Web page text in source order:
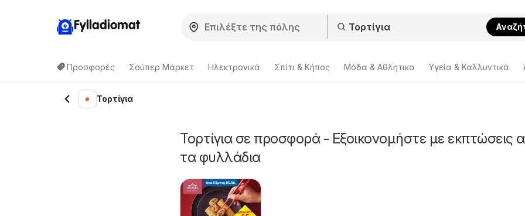
Fylladiomat
Προσφορές Σούπερ Μάρκετ Hλεκτρονικά Σπίτι & Κήπος Μόδα & Aθλητικα Υγεία & Καλλυντικά
Τορτίγια
Τορτίγια σε προσφορά - Εξοικονομήστε με εκπτώσεις
τα φυλλάδια